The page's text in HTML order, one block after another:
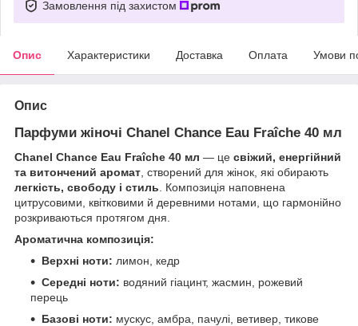
Замовлення під захистом
Опис Характеристики Доставка Оплата Умови
Опис
Парфуми жіночі Chanel Chance Eau Fraîche 40 мл
Chanel Chance Eau Fraîche 40 мл — це свіжий, енергійний
та витончений аромат , створений для жінок, які обирають
легкість, свободу і стиль . Композиція наповнена
цитрусовими, квітковими й деревними нотами, що гармонійно
розкриваються протягом дня.
Ароматична композиція:
Верхні ноти: лимон, кедр
Середні ноти: водяний гіацинт, жасмин, рожевий
перець
Базові ноти: мускус, амбра, пачулі, ветивер, тикове